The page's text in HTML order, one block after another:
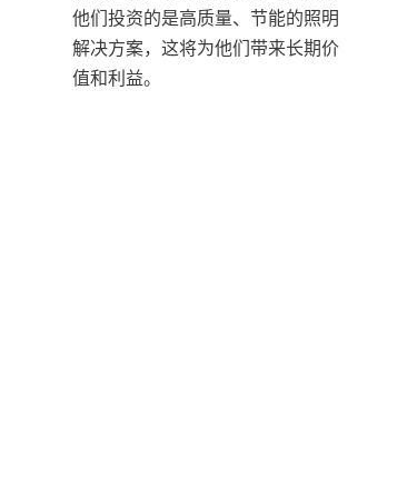
他们投资的是高质量、节能的照明
解决方案，这将为他们带来长期价
值和利益。